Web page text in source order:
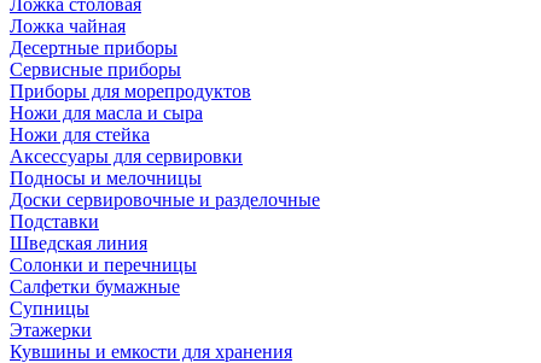
Ложка столовая
Ложка чайная
Десертные приборы
Сервисные приборы
Приборы для морепродуктов
Ножи для масла и сыра
Ножи для стейка
Аксессуары для сервировки
Подносы и мелочницы
Доски сервировочные и разделочные
Подставки
Шведская линия
Солонки и перечницы
Салфетки бумажные
Супницы
Этажерки
Кувшины и емкости для хранения